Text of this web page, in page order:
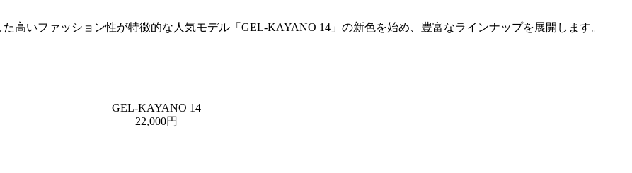
高いファッション性が特徴的な人気モデル「GEL‐KAYANO 14」の新色を始め、豊富なラインナップを展開します。
GEL-KAYANO 14
22,000円